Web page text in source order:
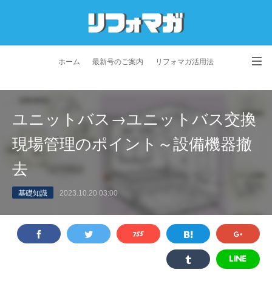
ホーム 最新号のご案内 リフォマガ活用法
プライバシーポリシー 利用規約 会社概要
ユニットバス→ユニットバス交換
現場管理のポイント～設備機器撤
去
基礎知識 2023.10.20 03:00